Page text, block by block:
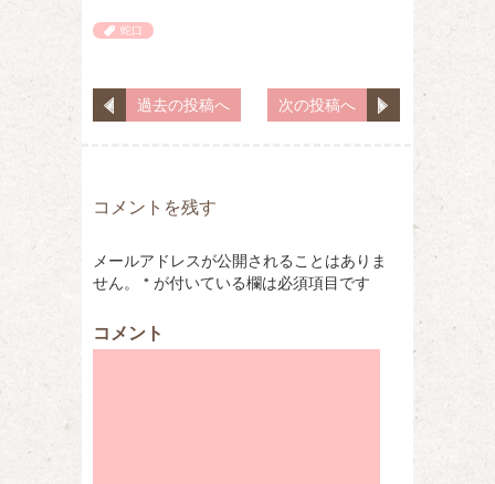
蛇口
過去の投稿へ 次の投稿へ
コメントを残す
メールアドレスが公開されることはありま
せん。
* が付いている欄は必須項目です
コメント